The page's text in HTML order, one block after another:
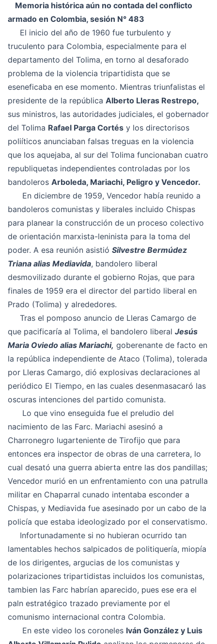
Memoria histórica aún no contada del conflicto
armado en Colombia, sesión N° 483
El inicio del año de 1960 fue turbulento y
truculento para Colombia, especialmente para el
departamento del Tolima, en torno al desaforado
problema de la violencia tripartidista que se
eseneficaba en ese momento. Mientras triunfalistas el
presidente de la república Alberto Lleras Restrepo,
sus ministros, las autoridades judiciales, el gobernador
del Tolima Rafael Parga Cortés y los directorisos
poliíticos anunciaban falsas treguas en la violencia
que los aquejaba, al sur del Tolima funcionaban cuatro
republiquetas independientes controladas por los
bandoleros Arboleda, Mariachi, Peligro y Vencedor.
En diciembre de 1959, Vencedor había reunido a
bandoleros comunistas y liberales incluido Chispas
para planear la construcción de un proceso colectivo
de orientación marxista-leninista para la toma del
poder. A esa reunión asistió Silvestre Bermúdez
Triana alias Mediavida, bandolero liberal
desmovilizado durante el gobierno Rojas, que para
finales de 1959 era el director del partido liberal en
Prado (Tolima) y alrededores.
Tras el pomposo anuncio de Lleras Camargo de
que pacificaría al Tolima, el bandolero liberal Jesús
Maria Oviedo alias Mariachi, goberenante de facto en
la república independiente de Ataco (Tolima), tolerada
por Lleras Camargo, dió explosivas declaraciones al
periódico El Tiempo, en las cuales desenmasacaró las
oscuras intenciones del partido comunista.
Lo que vino enseguida fue el preludio del
nacimiento de las Farc. Mariachi asesinó a
Charronegro lugarteniente de Tirofijo que para
entonces era inspector de obras de una carretera, lo
cual desató una guerra abierta entre las dos pandillas;
Vencedor murió en un enfrentamiento con una patrulla
militar en Chaparral cunado intentaba esconder a
Chispas, y Mediavida fue asesinado por un cabo de la
policía que estaba ideologizado por el conservatismo.
Infortunadamente si no hubieran ocurrido tan
lamentables hechos salpicados de politiquería, miopía
de los dirigentes, argucias de los comunistas y
polarizaciones tripartidistas incluidos los comunistas,
tambien las Farc habrían aparecido, pues ese era el
paln estratégico trazado previamente por el
comunismo internacional contra Colombia.
En este video los coroneles Iván González y Luis